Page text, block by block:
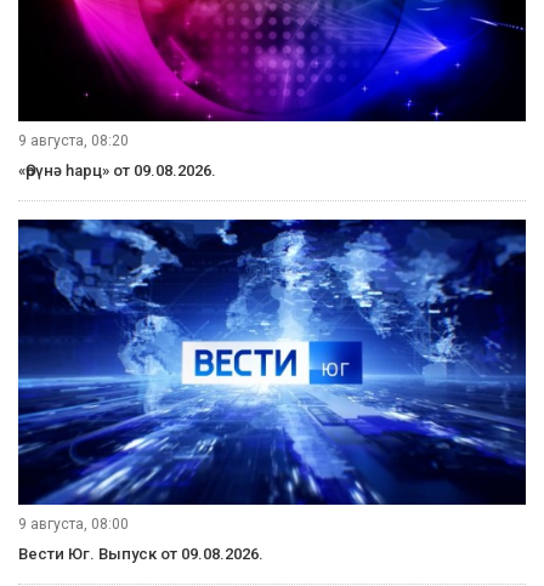
9 августа, 08:20
«Өрүнә һарц» от 09.08.2026.
9 августа, 08:00
Вести Юг. Выпуск от 09.08.2026.